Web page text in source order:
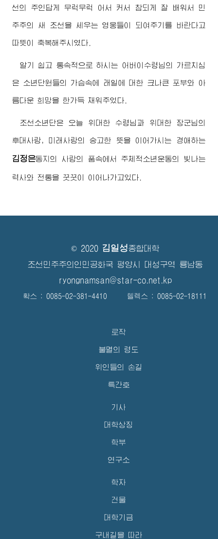
선의 주인답게 무럭무럭 어서 커서 참되게 잘 배워서 민
주주의 새 조선을 세우는 영웅들이 되여주기를 바란다고
따뜻이 축복해주시였다.
알기 쉽고 통속적으로 하시는 어버이수령님 의 가르치심
은 소년단원들의 가슴속에 래일에 대한 크나큰 포부와 아
름다운 희망을 한가득 채워주었다.
조선소년단은 오늘 위대한 수령님 과 위대한 장군님의
후대사랑, 미래사랑의 숭고한 뜻을 이어가시는 경애하는
김정은동지 의 사랑의 품속에서 주체적소년운동의 빛나는
력사와 전통을 꿋꿋이 이어나가고있다.
© 2020 김일성종합대학
조선민주주의인민공화국 평양시 대성구역 룡남동
ryongnamsan@star-co.net.kp
확스 : 0085-02-381-4410 텔렉스 : 0085-02-18111
로작
불멸의 령도
위인들의 손길
특간호
기사
대학상징
학부
연구소
학자
건물
대학기금
구내길을 따라